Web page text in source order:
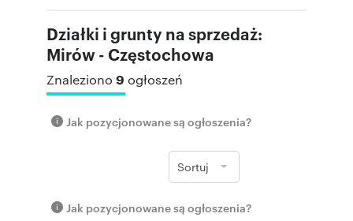
Działki i grunty na sprzedaż:
Mirów - Częstochowa
Znaleziono 9 ogłoszeń
Jak pozycjonowane są ogłoszenia?
Sortuj
Jak pozycjonowane są ogłoszenia?